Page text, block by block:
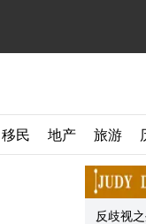
移民 地产 旅游
反歧视